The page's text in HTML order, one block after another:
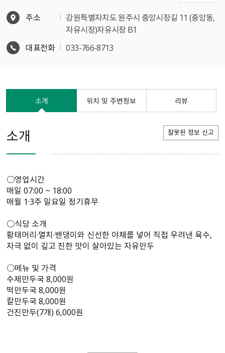
주소
강원특별자치도 원주시 중앙시장길 11 (중앙동,
자유시장)자유시장 B1
대표전화
033-766-8713
소개 위치 및 주변정보 리뷰
소개 잘못된 정보 신고
○영업시간
매일 07:00 ~ 18:00
매월 1·3주 일요일 정기휴무
○식당 소개
황태머리·멸치·밴댕이와 신선한 야채를 넣어 직접 우려낸 육수,
자극 없이 깊고 진한 맛이 살아있는 자유만두
○메뉴 및 가격
수제만두국 8,000원
떡만두국 8,000원
칼만두국 8,000원
건진만두(7개) 6,000원